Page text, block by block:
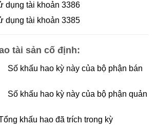
dụng tài khoản 3386
dụng tài khoản 3385
tài sản cố định:
khấu hao kỳ này của bộ phận bán
khấu hao kỳ này của bộ phận quản
khấu hao đã trích trong kỳ